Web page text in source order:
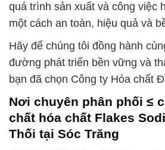
quá trình sản xuất và công việc
một cách an toàn, hiệu quả và
Hãy để chúng tôi đồng hành
đường phát triển bền vững và
bạn đã chọn Công ty Hóa chất
Nơi chuyên phân phối ≤
chất hóa chất Flakes
Thối tại Sóc Trăng